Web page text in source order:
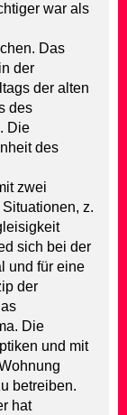
war als
Das
der
der alten
des
Die
des
zwei
z.
sich bei der
und für eine
der
Die
und mit
betreiben.
hat